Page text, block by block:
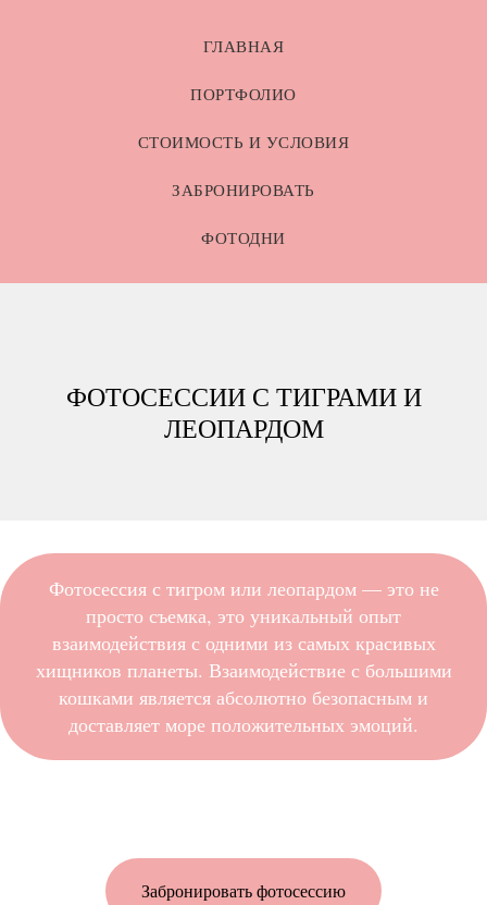
ГЛАВНАЯ
ПОРТФОЛИО
СТОИМОСТЬ И УСЛОВИЯ
ЗАБРОНИРОВАТЬ
ФОТОДНИ
ФОТОСЕССИИ С ТИГРАМИ И
ЛЕОПАРДОМ
Фотосессия с тигром или леопардом — это не
просто съемка, это уникальный опыт
взаимодействия с одними из самых красивых
хищников планеты. Взаимодействие с большими
кошками является абсолютно безопасным и
доставляет море положительных эмоций.
Забронировать фотосессию